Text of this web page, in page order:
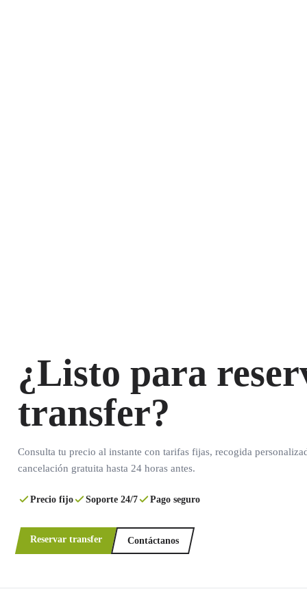
¿Listo para
transfer?
Consulta tu precio al instante con tarifas fijas, recogida
cancelación gratuita hasta 24 horas antes.
Precio fijo Soporte 24/7 Pago seguro
Reservar transfer Contáctanos